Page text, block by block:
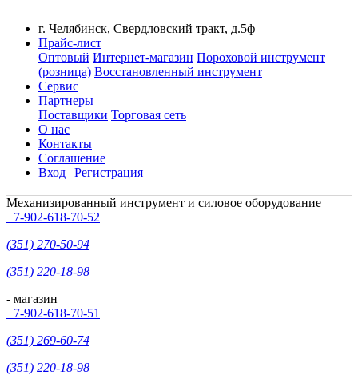
г. Челябинск, Свердловский тракт, д.5ф
Прайс-лист
Оптовый Интернет-магазин Пороховой инструмент
(розница) Восстановленный инструмент
Сервис
Партнеры
Поставщики Торговая сеть
О нас
Контакты
Соглашение
Вход | Регистрация
Механизированный инструмент и силовое оборудование
+7-902-618-70-52
(351) 270-50-94
(351) 220-18-98
- магазин
+7-902-618-70-51
(351) 269-60-74
(351) 220-18-98